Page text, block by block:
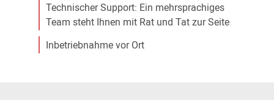
Technischer Support: Ein mehrsprachiges
Team steht Ihnen mit Rat und Tat zur Seite
Inbetriebnahme vor Ort